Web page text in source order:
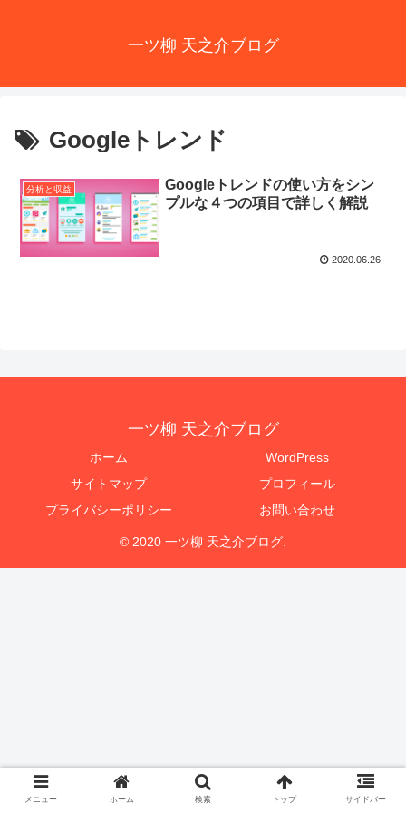
一ツ柳 天之介ブログ
Googleトレンド
分析と収益
Googleトレンドの使い方をシン
プルな４つの項目で詳しく解説
2020.06.26
一ツ柳 天之介ブログ
ホーム
WordPress
サイトマップ
プロフィール
プライバシーポリシー
お問い合わせ
© 2020 一ツ柳 天之介ブログ.
メニュー ホーム 検索 トップ サイドバー